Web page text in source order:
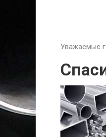
Уважаемые